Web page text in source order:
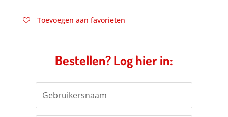
Toevoegen aan favorieten
Bestellen? Log hier in: